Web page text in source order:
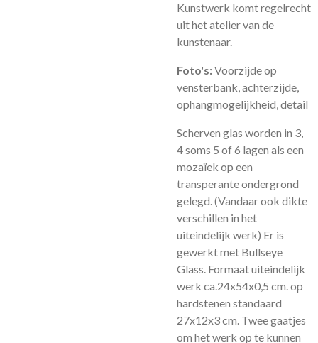
Kunstwerk komt regelrecht
uit het atelier van de
kunstenaar.
Foto's:Voorzijde op
vensterbank, achterzijde,
ophangmogelijkheid, detail
Scherven glas worden in 3,
4 soms 5 of 6 lagen als een
mozaïek op een
transperante ondergrond
gelegd. (Vandaar ook dikte
verschillen in het
uiteindelijk werk) Er is
gewerkt met Bullseye
Glass. Formaat uiteindelijk
werk ca.24x54x0,5 cm. op
hardstenen standaard
27x12x3 cm. Twee gaatjes
om het werk op te kunnen